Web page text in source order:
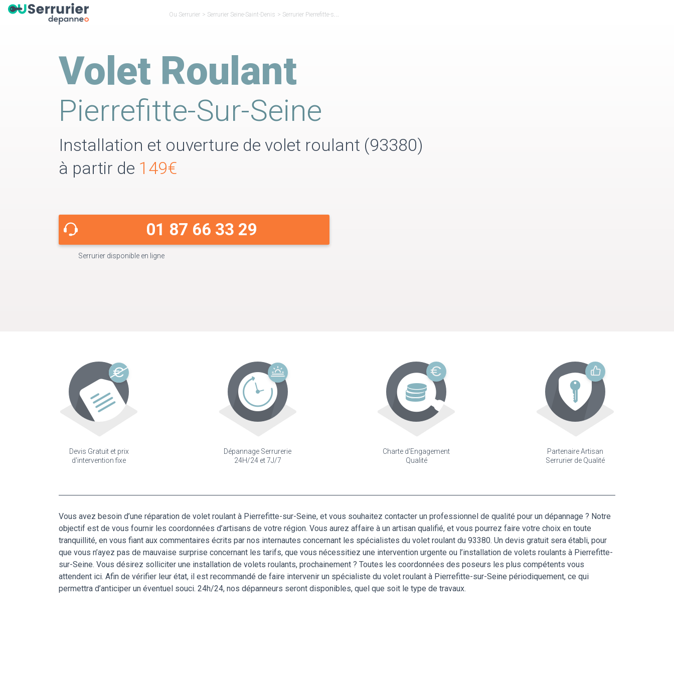
Ou Serrurier > Serrurier Seine-Saint-Denis > Serrurier Pierrefitte-sur-Seine
Volet Roulant
Pierrefitte-Sur-Seine
Installation et ouverture de volet roulant (93380)
à partir de 149€
01 87 66 33 29
Serrurier disponible en ligne
Devis Gratuit et prix
d'intervention fixe
Dépannage Serrurerie
24H/24 et 7J/7
Charte d'Engagement
Qualité
Partenaire Artisan
Serrurier de Qualité
Vous avez besoin d’une réparation de volet roulant à Pierrefitte-sur-Seine, et vous souhaitez contacter un professionnel de qualité pour un dépannage ? Notre
objectif est de vous fournir les coordonnées d’artisans de votre région. Vous aurez affaire à un artisan qualifié, et vous pourrez faire votre choix en toute
tranquillité, en vous fiant aux commentaires écrits par nos internautes concernant les spécialistes du volet roulant du 93380. Un devis gratuit sera établi, pour
que vous n’ayez pas de mauvaise surprise concernant les tarifs, que vous nécessitiez une intervention urgente ou l’installation de volets roulants à Pierrefitte-
sur-Seine. Vous désirez solliciter une installation de volets roulants, prochainement ? Toutes les coordonnées des poseurs les plus compétents vous
attendent ici. Afin de vérifier leur état, il est recommandé de faire intervenir un spécialiste du volet roulant à Pierrefitte-sur-Seine périodiquement, ce qui
permettra d’anticiper un éventuel souci. 24h/24, nos dépanneurs seront disponibles, quel que soit le type de travaux.